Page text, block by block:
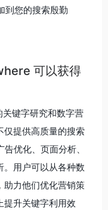
到您的搜索殷勤
可以获得
键字研究和数字营
仅提供高质量的搜索
优化、页面分析、
。用户可以从各种数
助力他们优化营销策
提升关键字利用效